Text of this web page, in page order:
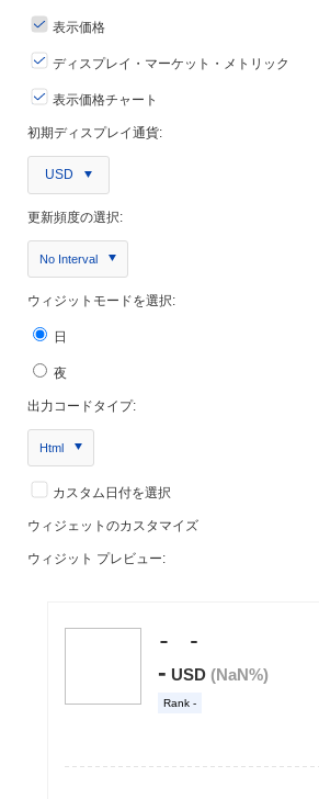
表示価格
ディスプレイ・マーケット・メトリック
表示価格チャート
初期ディスプレイ通貨:
USD
更新頻度の選択:
No Interval
ウィジットモードを選択:
日
夜
出力コードタイプ:
Html
カスタム日付を選択
ウィジェットのカスタマイズ
ウィジット プレビュー: